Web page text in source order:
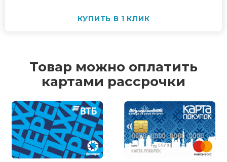
КУПИТЬ В 1 КЛИК
Товар можно оплатить
картами рассрочки